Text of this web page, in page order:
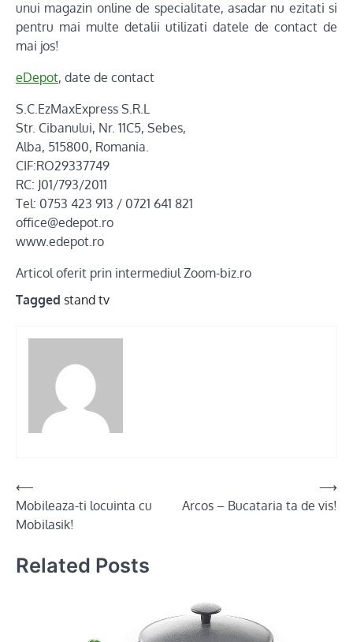
unui magazin online de specialitate, asadar nu ezitati si
pentru mai multe detalii utilizati datele de contact de
mai jos!
eDepot, date de contact
S.C.EzMaxExpress S.R.L
Str. Cibanului, Nr. 11C5, Sebes,
Alba, 515800, Romania.
CIF:RO29337749
RC: J01/793/2011
Tel: 0753 423 913 / 0721 641 821
office@edepot.ro
www.edepot.ro
Articol oferit prin intermediul Zoom-biz.ro
Tagged stand tv
Post
navigation
⟵
Mobileaza-ti locuinta cu
Mobilasik!
Arcos – Bucataria ta de vis!
⟶
Related Posts